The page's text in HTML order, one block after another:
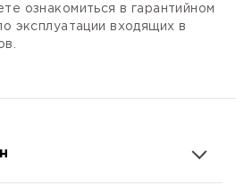
ознакомиться в гарантийном
эксплуатации входящих в